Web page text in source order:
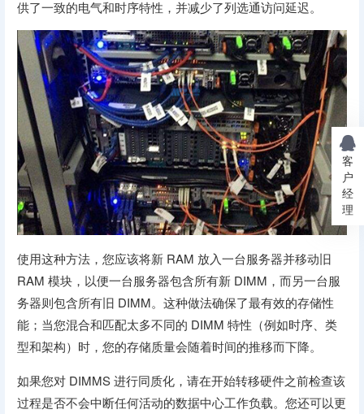
供了一致的电气和时序特性，并减少了列选通访问延迟。
使用这种方法，您应该将新 RAM 放入一台服务器并移动旧
RAM 模块，以便一台服务器包含所有新 DIMM，而另一台服
务器则包含所有旧 DIMM。这种做法确保了最有效的存储性
能；当您混合和匹配太多不同的 DIMM 特性（例如时序、类
型和架构）时，您的存储质量会随着时间的推移而下降。
如果您对 DIMMS 进行同质化，请在开始转移硬件之前检查该
过程是否不会中断任何活动的数据中心工作负载。您还可以更
客
户
经
理